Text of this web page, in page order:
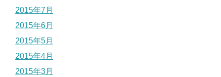
2015年7月
2015年6月
2015年5月
2015年4月
2015年3月